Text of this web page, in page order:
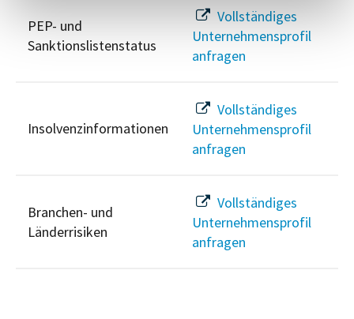
PEP- und
Sanktionslistenstatus
Vollständiges
Unternehmensprofil
anfragen
Insolvenzinformationen
Vollständiges
Unternehmensprofil
anfragen
Branchen- und
Länderrisiken
Vollständiges
Unternehmensprofil
anfragen